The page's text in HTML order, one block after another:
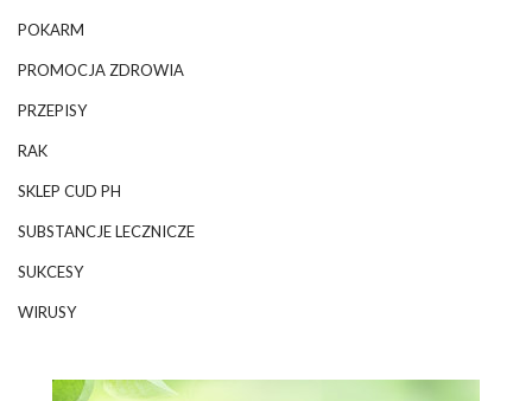
POKARM
PROMOCJA ZDROWIA
PRZEPISY
RAK
SKLEP CUD PH
SUBSTANCJE LECZNICZE
SUKCESY
WIRUSY